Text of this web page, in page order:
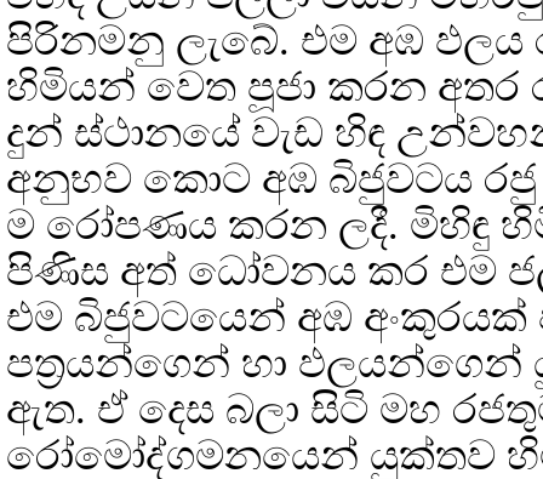
පිරිනමනු ලැබේ. එම අඹ ඵලය
හිමියන් වෙත පූජා කරන අතර
දුන් ස්ථානයේ වැඩ හිඳ
අනුභව කොට අඹ බිජුවටය රජු
ම රෝපණය කරන ලදී. මිහිඳු
පිණිස අත් ධෝවනය කර එම
එම බිජුවටයෙන් අඹ අංකුරයක්
පත්‍රයන්ගෙන් හා ඵලයන්ගෙන්
ඇත. ඒ දෙස බලා සිටි මහ
රෝමෝද්ගමනයෙන් යුක්තව